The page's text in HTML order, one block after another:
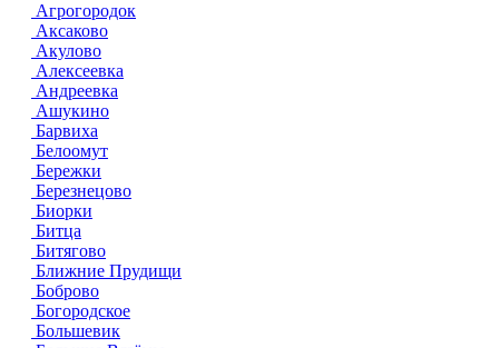
Агрогородок
Аксаково
Акулово
Алексеевка
Андреевка
Ашукино
Барвиха
Белоомут
Бережки
Березнецово
Биорки
Битца
Битягово
Ближние Прудищи
Боброво
Богородское
Большевик